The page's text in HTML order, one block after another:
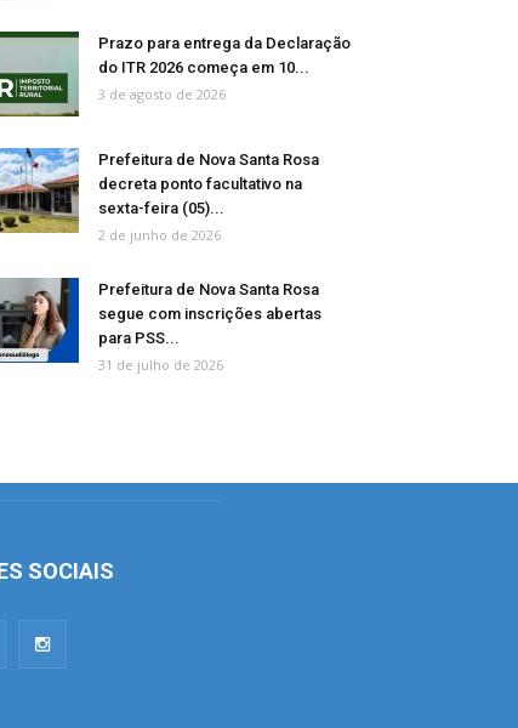
Prazo para entrega da Declaração
do ITR 2026 começa em 10...
3 de agosto de 2026
Prefeitura de Nova Santa Rosa
decreta ponto facultativo na
sexta-feira (05)...
2 de junho de 2026
Prefeitura de Nova Santa Rosa
segue com inscrições abertas
para PSS...
31 de julho de 2026
SOCIAIS